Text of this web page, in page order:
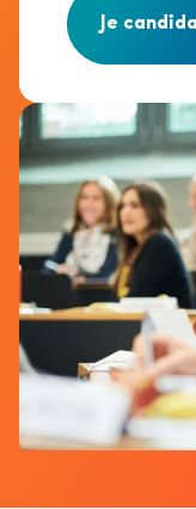
Je